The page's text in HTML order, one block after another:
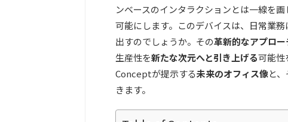
ンベースのインタラクションとは一線を画
可能にします。このデバイスは、日常業
出すのでしょうか。その革新的なアプロー
生産性を新たな次元へと引き上げる可能性
Conceptが提示する未来のオフィス像と
きます。